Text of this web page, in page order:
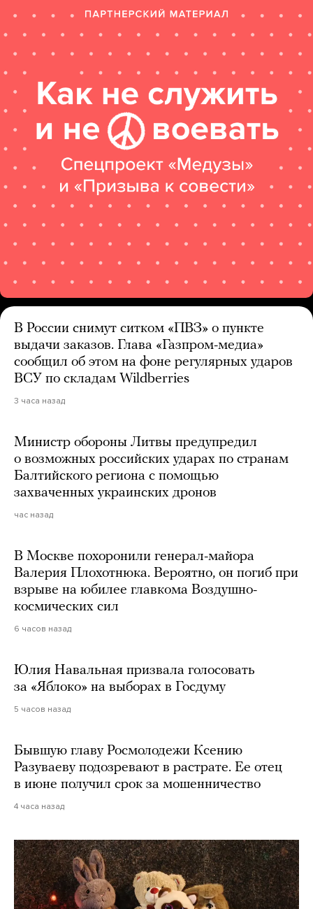
В России снимут ситком «ПВЗ» о пункте
выдачи заказов. Глава «Газпром-медиа»
сообщил об этом на фоне регулярных ударов
ВСУ по складам Wildberries
3 часа назад
Министр обороны Литвы предупредил
о возможных российских ударах по странам
Балтийского региона с помощью
захваченных украинских дронов
час назад
В Москве похоронили генерал-майора
Валерия Плохотнюка. Вероятно, он погиб при
взрыве на юбилее главкома Воздушно-
космических сил
6 часов назад
Юлия Навальная призвала голосовать
за «Яблоко» на выборах в Госдуму
5 часов назад
Бывшую главу Росмолодежи Ксению
Разуваеву подозревают в растрате. Ее отец
в июне получил срок за мошенничество
4 часа назад